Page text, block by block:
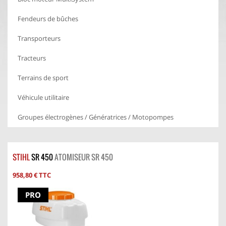
Fendeurs de bûches
Transporteurs
Tracteurs
Terrains de sport
Véhicule utilitaire
Groupes électrogènes / Génératrices / Motopompes
STIHLSR 450ATOMISEUR SR 450
958,80 € TTC
PRO